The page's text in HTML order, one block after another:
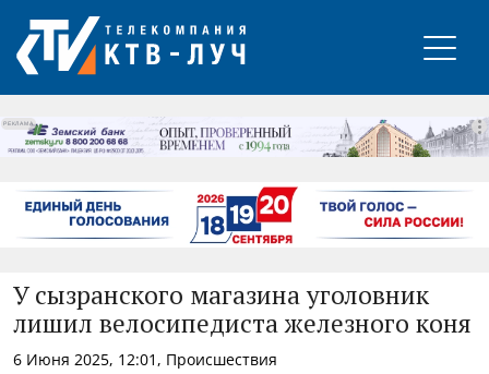
РЕКЛАМА
У сызранского магазина уголовник
лишил велосипедиста железного коня
6 Июня 2025, 12:01, Происшествия